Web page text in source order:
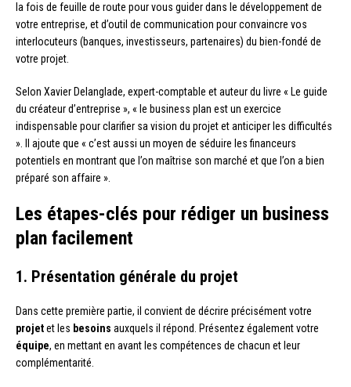
la fois de feuille de route pour vous guider dans le développement de
votre entreprise, et d’outil de communication pour convaincre vos
interlocuteurs (banques, investisseurs, partenaires) du bien-fondé de
votre projet.
Selon Xavier Delanglade, expert-comptable et auteur du livre « Le guide
du créateur d’entreprise », « le business plan est un exercice
indispensable pour clarifier sa vision du projet et anticiper les difficultés
». Il ajoute que « c’est aussi un moyen de séduire les financeurs
potentiels en montrant que l’on maîtrise son marché et que l’on a bien
préparé son affaire ».
Les étapes-clés pour rédiger un business
plan facilement
1. Présentation générale du projet
Dans cette première partie, il convient de décrire précisément votre
projetet les besoins auxquels il répond. Présentez également votre
équipe, en mettant en avant les compétences de chacun et leur
complémentarité.